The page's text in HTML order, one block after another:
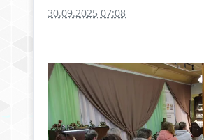
30.09.2025 07:08